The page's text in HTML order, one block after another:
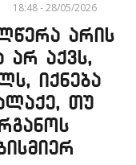
18:48 - 28/05/2026
არის
არ აქვს,
იქნება
თუ